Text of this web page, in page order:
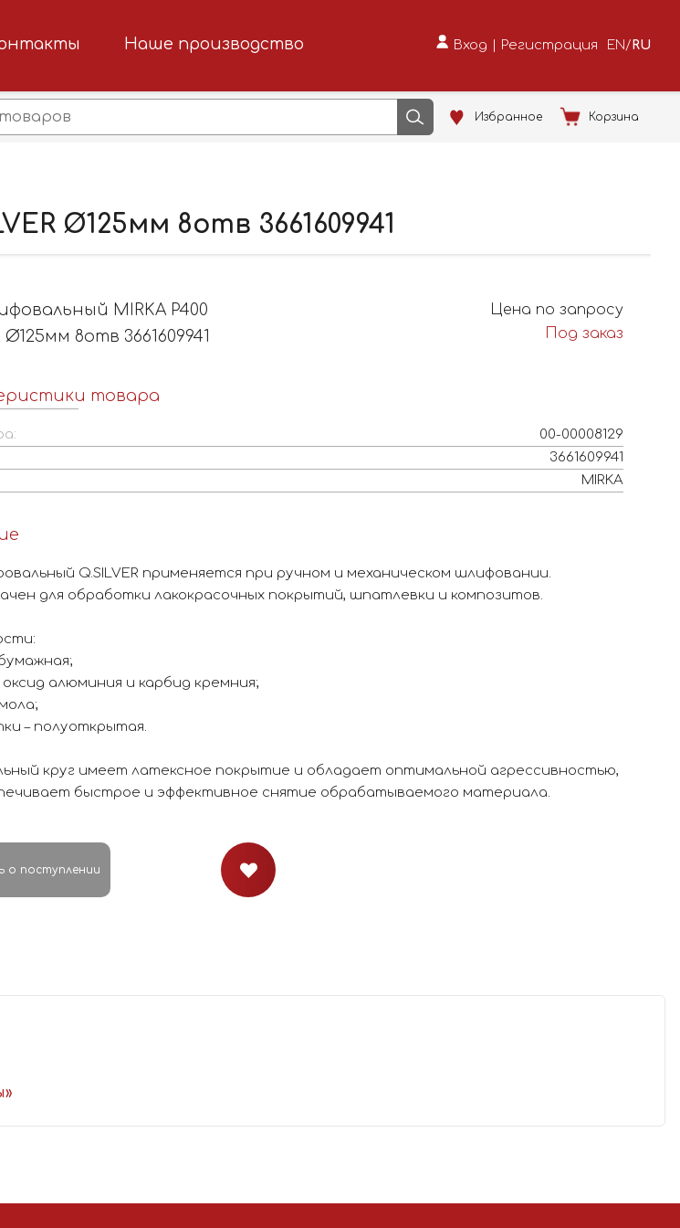
Наше производство Вход | Регистрация EN /RU
Избранное Корзина
Ø125мм 8отв 3661609941
MIRKA Р400
Ø125мм 8отв 3661609941
товара
00-00008129
3661609941
MIRKA
Q.SILVER применяется при ручном и механическом шлифовании.
для обработки лакокрасочных покрытий, шпатлевки и композитов.
алюминия и карбид кремния;
– полуоткрытая.
круг имеет латексное покрытие и обладает оптимальной агрессивностью,
быстрое и эффективное снятие обрабатываемого материала.
Цена по запросу
Под заказ
о поступлении